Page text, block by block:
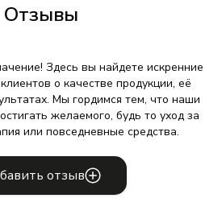
Отзывы
Здесь вы найдете искренние
о качестве продукции, её
Мы гордимся тем, что наши
желаемого, будь то уход за
или повседневные средства.
отзыв